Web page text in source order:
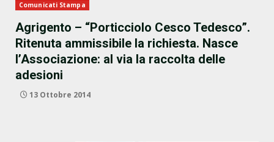
Comunicati Stampa
Agrigento – “Porticciolo Cesco Tedesco”.
Ritenuta ammissibile la richiesta. Nasce
l’Associazione: al via la raccolta delle
adesioni
13 Ottobre 2014